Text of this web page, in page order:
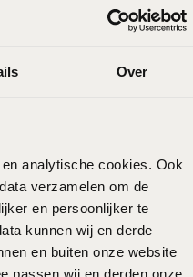
Over
analytische cookies. Ook
verzamelen om de
en persoonlijker te
kunnen wij en derde
en buiten onze website
passen wij en derden onze